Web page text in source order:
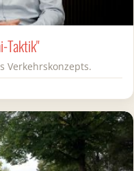
Taktik"
Verkehrskonzepts.